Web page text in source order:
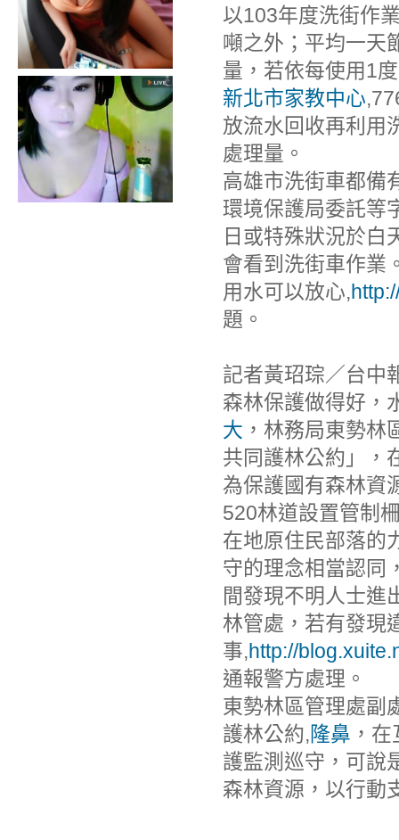
以103年度洗街作
噸之外；平均一天
量，若依每使用1
新北市家教中心
放流水回收再利用
處理量。
高雄市洗街車都備
環境保護局委託等
日或特殊狀況於白
會看到洗街車作業
用水可以放心,
題。
記者黃玿琮／台中
森林保護做得好，
大 ，林務局東勢
共同護林公約」，
為保護國有森林資
520林道設置管制
在地原住民部落的
守的理念相當認同
間發現不明人士進
林管處，若有發現
事,http://
通報警方處理。
東勢林區管理處副
護林公約,隆鼻 ，
護監測巡守，可說
森林資源，以行動